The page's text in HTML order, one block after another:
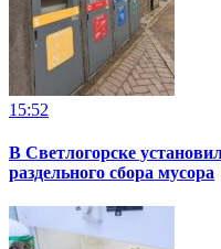
15:52
В Светлогорске
раздельного сбора мусора